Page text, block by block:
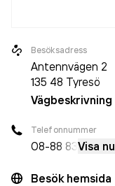
Besöksadress
Antennvägen 2
135 48 Tyresö
Vägbeskrivning
Telefonnummer
08-88 83Visa
Besök hemsida